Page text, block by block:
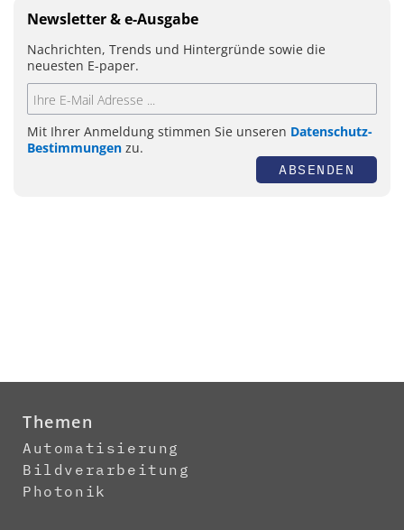
Newsletter & e-Ausgabe
Nachrichten, Trends und Hintergründe sowie die
neuesten E-paper.
Mit Ihrer Anmeldung stimmen Sie unseren Datenschutz-
Bestimmungen zu.
ABSENDEN
Themen
Automatisierung
Bildverarbeitung
Photonik